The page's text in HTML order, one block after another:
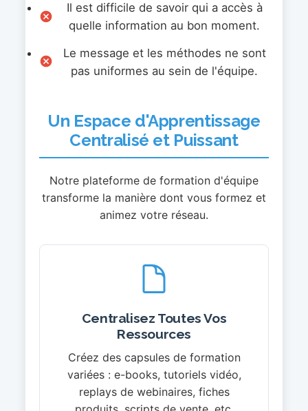
Il est difficile de savoir qui a accès à
quelle information au bon moment.
Le message et les méthodes ne sont
pas uniformes au sein de l'équipe.
Un Espace d'Apprentissage
Centralisé et Puissant
Notre plateforme de formation d'équipe
transforme la manière dont vous formez et
animez votre réseau.
Centralisez Toutes Vos
Ressources
Créez des capsules de formation
variées : e-books, tutoriels vidéo,
replays de webinaires, fiches